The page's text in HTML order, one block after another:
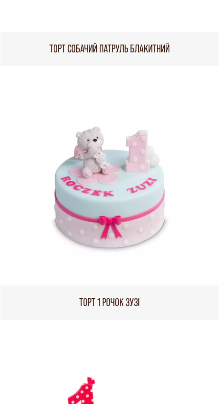
ТОРТ СОБАЧИЙ ПАТРУЛЬ БЛАКИТНИЙ
ТОРТ 1 РОЧОК ЗУЗІ